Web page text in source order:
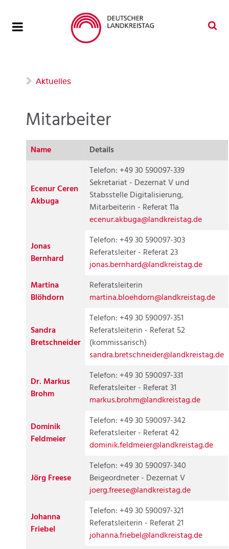
Aktuelles
Mitarbeiter
Name Details
Ecenur Ceren
Akbuga
Telefon: +49 30 590097-339
Sekretariat - Dezernat V und
Stabsstelle Digitalisierung,
Mitarbeiterin - Referat 11a
ecenur.akbuga@landkreistag.de
Jonas
Bernhard
Telefon: +49 30 590097-303
Referatsleiter - Referat 23
jonas.bernhard@landkreistag.de
Martina
Blöhdorn
Referatsleiterin
martina.bloehdorn@landkreistag.de
Sandra
Bretschneider
Telefon: +49 30 590097-351
Referatsleiterin - Referat 52
(kommissarisch)
sandra.bretschneider@landkreistag.de
Dr. Markus
Brohm
Telefon: +49 30 590097-331
Referatsleiter - Referat 31
markus.brohm@landkreistag.de
Dominik
Feldmeier
Telefon: +49 30 590097-342
Referatsleiter - Referat 42
dominik.feldmeier@landkreistag.de
Jörg Freese
Telefon: +49 30 590097-340
Beigeordneter - Dezernat V
joerg.freese@landkreistag.de
Johanna
Friebel
Telefon: +49 30 590097-321
Referatsleiterin - Referat 21
johanna.friebel@landkreistag.de